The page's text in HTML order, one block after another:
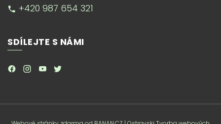
+420 987 654 321
SDÍLEJTE S NÁMI